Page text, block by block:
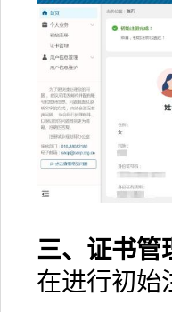
三、证书管
在进行初始